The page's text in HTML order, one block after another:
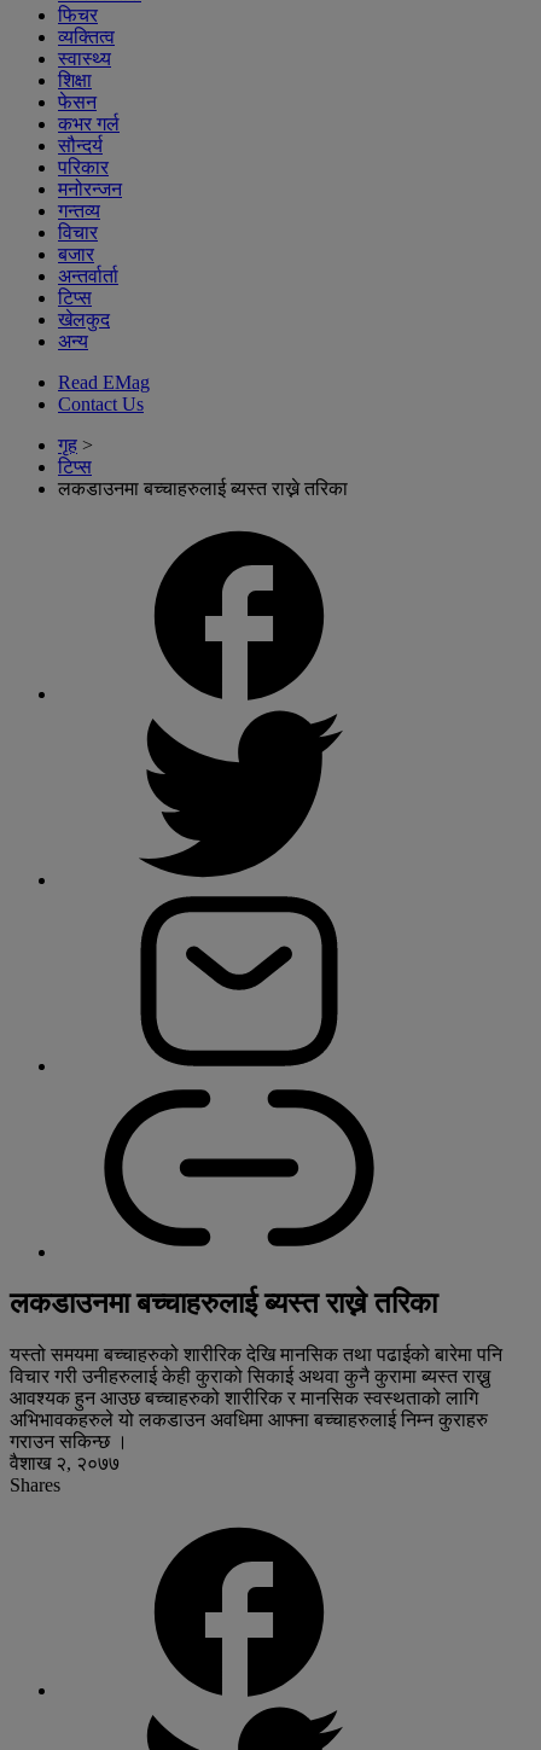
फिचर
व्यक्तित्व
स्वास्थ्य
शिक्षा
फेसन
कभर गर्ल
सौन्दर्य
परिकार
मनोरन्जन
गन्तव्य
विचार
बजार
अन्तर्वार्ता
टिप्स
खेलकुद
अन्य
Read EMag
Contact Us
गृह >
टिप्स
लकडाउनमा बच्चाहरुलाई ब्यस्त राख्ने तरिका
लकडाउनमा बच्चाहरुलाई ब्यस्त राख्ने तरिका
यस्तो समयमा बच्चाहरुको शारीरिक देखि मानसिक तथा पढाईको बारेमा पनि
विचार गरी उनीहरुलाई केही कुराको सिकाई अथवा कुनै कुरामा ब्यस्त राख्नु
आवश्यक हुन आउछ बच्चाहरुको शारीरिक र मानसिक स्वस्थताको लागि
अभिभावकहरुले यो लकडाउन अवधिमा आफ्ना बच्चाहरुलाई निम्न कुराहरु
गराउन सकिन्छ ।
वैशाख २, २०७७
Shares